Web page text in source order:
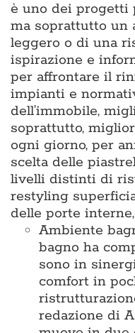
è uno dei progetti
ma soprattutto un
leggero o di una
ispirazione e
per affrontare il
impianti e
dell’immobile,
soprattutto,
ogni giorno, per
scelta delle
livelli distinti di
restyling
delle porte
Ambiente
bagno ha
sono in
comfort in
redazione di